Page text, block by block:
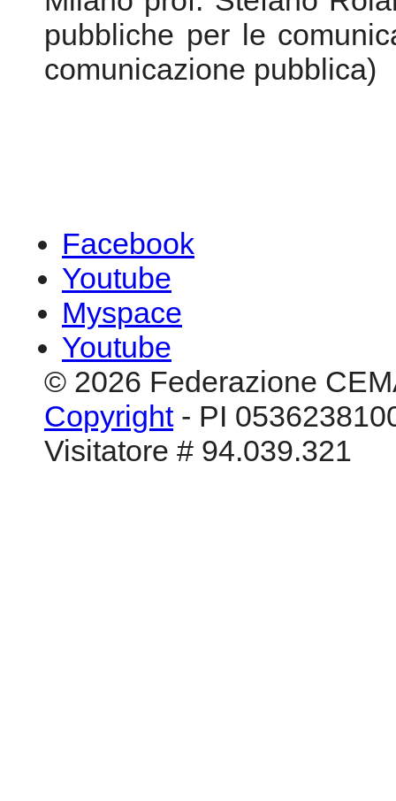
pubbliche per le
comunicazione pubblica)
Facebook
Youtube
Myspace
Youtube
© 2026 Federazione
Copyright- PI
Visitatore # 94.039.321